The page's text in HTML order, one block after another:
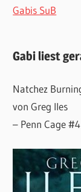
Gabis SuB
Gabi liest
Natchez
von Greg Iles
– Penn Cage #4